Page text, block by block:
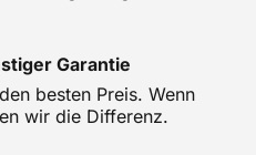
Garantie
besten Preis. Wenn
wir die Differenz.